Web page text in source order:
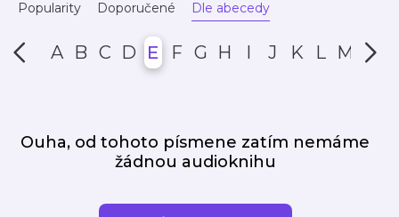
Popularity Doporučené Dle abecedy
A B C D E F G H I J K L M N
Ouha, od tohoto písmene zatím nemáme
žádnou audioknihu